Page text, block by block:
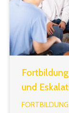
und
FORTBILDUNG